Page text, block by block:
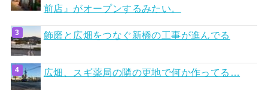
前店』がオープンするみたい。
飾磨と広畑をつなぐ新橋の工事が進んでる
広畑、スギ薬局の隣の更地で何か作ってる…